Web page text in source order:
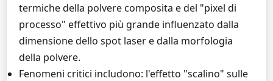
termiche della polvere composita e del "pixel di
processo" effettivo più grande influenzato dalla
dimensione dello spot laser e dalla morfologia
della polvere.
Fenomeni critici includono: l'effetto "scalino" sulle